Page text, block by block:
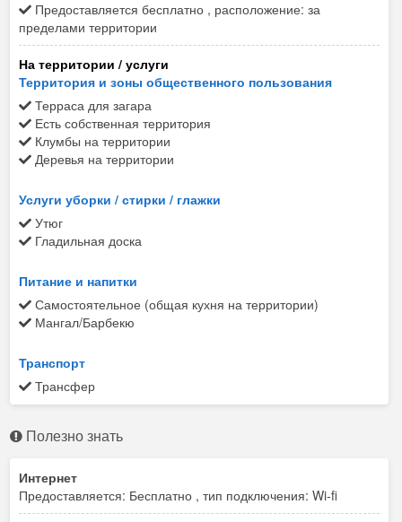
Ждем вас на отдых в Орджоникидзе в гостевом доме
"Орджо и море".
Предоставляется бесплатно , расположение: за
пределами территории
На территории / услуги
Территория и зоны общественного пользования
Терраса для загара
Есть собственная территория
Клумбы на территории
Деревья на территории
Услуги уборки / стирки / глажки
Утюг
Гладильная доска
Питание и напитки
Самостоятельное (общая кухня на территории)
Мангал/Барбекю
Транспорт
Трансфер
Полезно знать
Интернет
Предоставляется: Бесплатно , тип подключения: Wi-fi